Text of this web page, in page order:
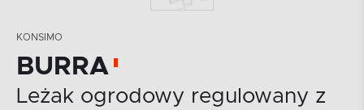
KONSIMO
BURRA
Leżak ogrodowy regulowany z